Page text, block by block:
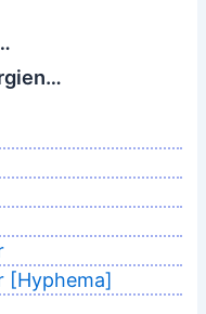
[Hyphema]